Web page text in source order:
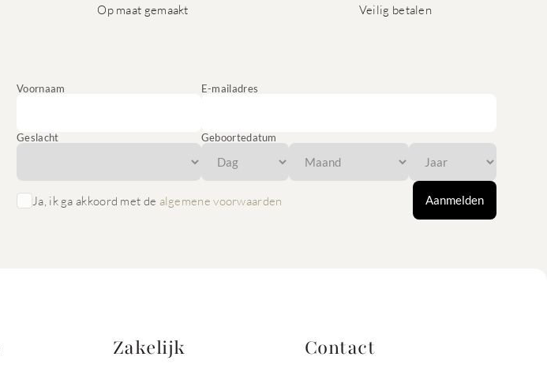
Op maat gemaakt Veilig betalen
Voornaam E-mailadres
Geslacht Geboortedatum
Ja, ik ga akkoord met de algemene voorwaarden Aanmelden
Zakelijk Contact